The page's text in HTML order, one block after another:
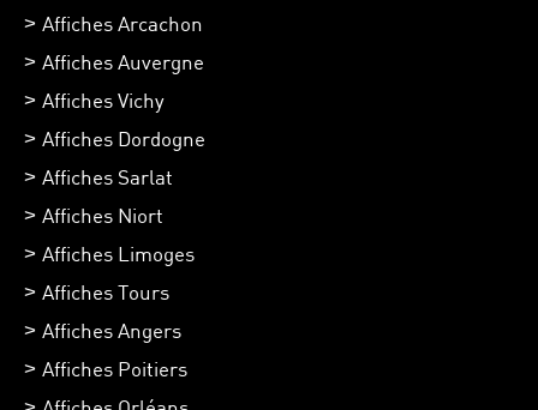
Affiches Arcachon
Affiches Auvergne
Affiches Vichy
Affiches Dordogne
Affiches Sarlat
Affiches Niort
Affiches Limoges
Affiches Tours
Affiches Angers
Affiches Poitiers